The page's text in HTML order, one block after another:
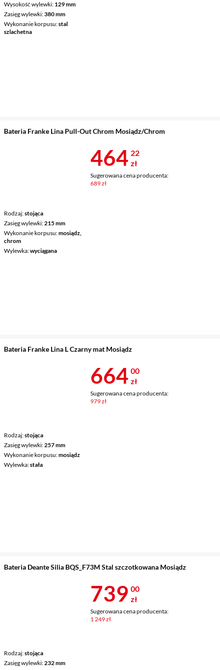
Wysokość wylewki 129 mm
Zasięg wylewki 380 mm
Wykonanie korpusu stal
szlachetna
Bateria Franke Lina Pull-Out Chrom Mosiądz/Chrom
Rodzaj stojąca
Zasięg wylewki 215 mm
Wykonanie korpusu mosiądz,
chrom
Wylewka wyciągana
Cena 464,22
464 22
zł
Sugerowana cena producenta:
689 zł
Bateria Franke Lina L Czarny mat Mosiądz
Rodzaj stojąca
Zasięg wylewki 257 mm
Wykonanie korpusu mosiądz
Wylewka stała
Cena 664 zł
664 00
zł
Sugerowana cena producenta:
979 zł
Bateria Deante Silia BQS_F73M Stal szczotkowana Mosiądz
Rodzaj stojąca
Zasięg wylewki 232 mm
Cena 739 zł
739 00
zł
Sugerowana cena producenta:
1 249 zł